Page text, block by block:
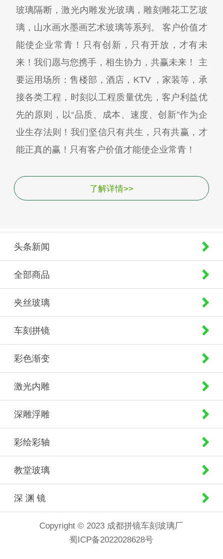
玻璃隔断，激光内雕发光玻璃，雕刻雕花工艺玻
璃，山水画水墨画艺术玻璃等系列。 客户价值才
能使企业常青！只有创新，只有开放，才有未
来！我们愿与您携手，相生协力，共赢未来！ 主
要运用场所：售楼部，酒店，KTV ，家装等，承
接各类工程，时刻以工程质量优先，客户利益优
先的原则，以“品质、成本、速度、创新”作为企
业生存法则！我们坚信只有共生，只有共赢，才
能正真的赢！只有客户价值才能使企业常青！
了解详情>>
头条新闻
全部商品
夹丝玻璃
车刻拼镜
彩色渐变
激光内雕
深雕浮雕
彩绘彩轴
教堂玻璃
深 渊 镜
Copyright © 2023 成都拼镜车刻玻璃厂
蜀ICP备2022028628号